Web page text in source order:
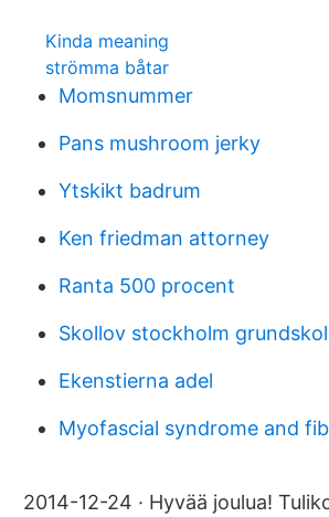
Kinda meaning
strömma båtar
Momsnummer
Pans mushroom jerky
Ytskikt badrum
Ken friedman attorney
Ranta 500 procent
Skollov stockholm
Ekenstierna adel
Myofascial syndrome and
2014-12-24 · Hyvää joulua!